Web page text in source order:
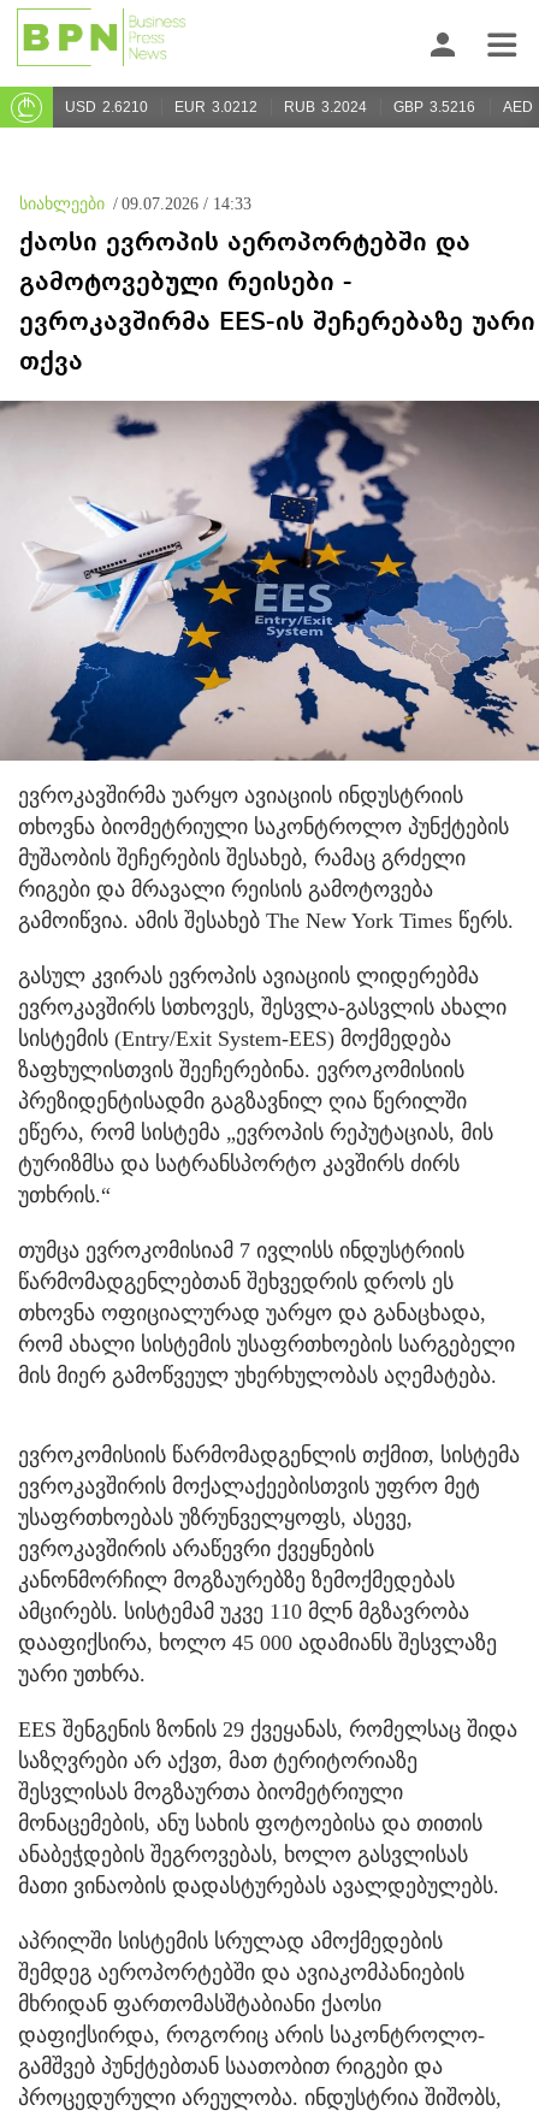
USD 2.6210 EUR 3.0212 RUB 3.2024 GBP 3.5216 AED
სიახლეები / 09.07.2026 / 14:33
ქაოსი ევროპის აეროპორტებში და
გამოტოვებული რეისები -
ევროკავშირმა EES-ის შეჩერებაზე უარი
თქვა
ევროკავშირმა უარყო ავიაციის ინდუსტრიის
თხოვნა ბიომეტრიული საკონტროლო პუნქტების
მუშაობის შეჩერების შესახებ, რამაც გრძელი
რიგები და მრავალი რეისის გამოტოვება
გამოიწვია. ამის შესახებ The New York Times წერს.
გასულ კვირას ევროპის ავიაციის ლიდერებმა
ევროკავშირს სთხოვეს, შესვლა-გასვლის ახალი
სისტემის (Entry/Exit System-EES) მოქმედება
ზაფხულისთვის შეეჩერებინა. ევროკომისიის
პრეზიდენტისადმი გაგზავნილ ღია წერილში
ეწერა, რომ სისტემა „ევროპის რეპუტაციას, მის
ტურიზმსა და სატრანსპორტო კავშირს ძირს
უთხრის.“
თუმცა ევროკომისიამ 7 ივლისს ინდუსტრიის
წარმომადგენლებთან შეხვედრის დროს ეს
თხოვნა ოფიციალურად უარყო და განაცხადა,
რომ ახალი სისტემის უსაფრთხოების სარგებელი
მის მიერ გამოწვეულ უხერხულობას აღემატება.
ევროკომისიის წარმომადგენლის თქმით, სისტემა
ევროკავშირის მოქალაქეებისთვის უფრო მეტ
უსაფრთხოებას უზრუნველყოფს, ასევე,
ევროკავშირის არაწევრი ქვეყნების
კანონმორჩილ მოგზაურებზე ზემოქმედებას
ამცირებს. სისტემამ უკვე 110 მლნ მგზავრობა
დააფიქსირა, ხოლო 45 000 ადამიანს შესვლაზე
უარი უთხრა.
EES შენგენის ზონის 29 ქვეყანას, რომელსაც შიდა
საზღვრები არ აქვთ, მათ ტერიტორიაზე
შესვლისას მოგზაურთა ბიომეტრიული
მონაცემების, ანუ სახის ფოტოებისა და თითის
ანაბეჭდების შეგროვებას, ხოლო გასვლისას
მათი ვინაობის დადასტურებას ავალდებულებს.
აპრილში სისტემის სრულად ამოქმედების
შემდეგ აეროპორტებში და ავიაკომპანიების
მხრიდან ფართომასშტაბიანი ქაოსი
დაფიქსირდა, როგორიც არის საკონტროლო-
გამშვებ პუნქტებთან საათობით რიგები და
პროცედურული არეულობა. ინდუსტრია შიშობს,